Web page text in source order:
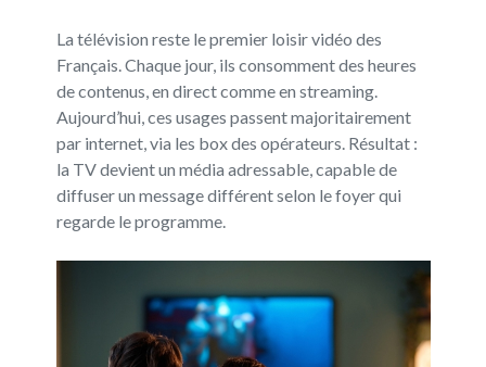
La télévision reste le premier loisir vidéo des
Français. Chaque jour, ils consomment des heures
de contenus, en direct comme en streaming.
Aujourd’hui, ces usages passent majoritairement
par internet, via les box des opérateurs. Résultat :
la TV devient un média adressable, capable de
diffuser un message différent selon le foyer qui
regarde le programme.